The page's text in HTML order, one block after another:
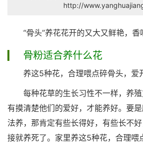
http://
“骨头”养花花开的又大又鲜艳，香
骨粉适合养什么花
养这5种花，合理喂点碎骨头，爱
每种花草的生长习性不一样，养
有摸清楚他们的爱好，才能养好。要
法养，那肯定有些长得好，有些长不
接就养死了。家里养这5种花，合理喂